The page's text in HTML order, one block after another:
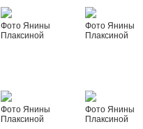
Фото Янины
Плаксиной
Фото Янины
Плаксиной
Фото Янины
Плаксиной
Фото Янины
Плаксиной